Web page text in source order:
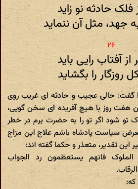
فلک حادثه نو زاید
جهد، مثل آن ننماید
از آفتاب رایی باید
روزگار را بگشاید
گفت: حالی عجیب و حادثه ای غریب روی
هفت روز با هیچ آفریده ای سخن گویی،
شود اگر تو را به حضرت برم در خطر
سیاست پادشاه باشم علاج این مزاج
تقدیر، متعذر و حکما گفته اند:
فانهم یستعظمون رد الجواب